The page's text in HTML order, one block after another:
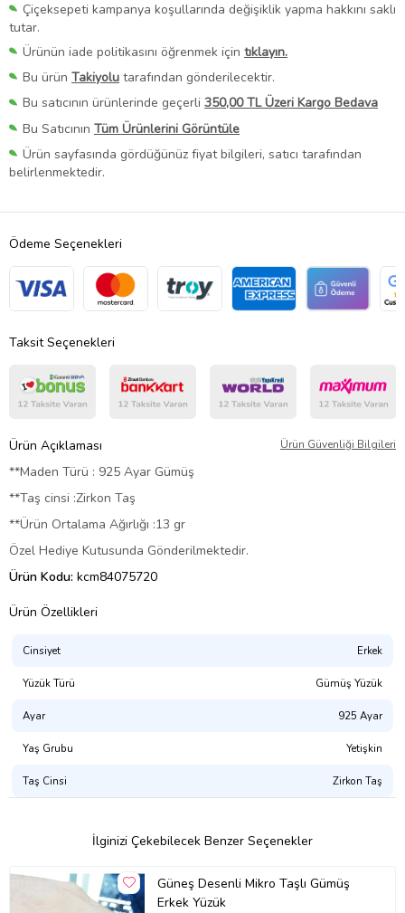
Çiçeksepeti kampanya koşullarında değişiklik yapma hakkını saklı
tutar.
Ürünün iade politikasını öğrenmek için tıklayın.
Bu ürün Takiyolu tarafından gönderilecektir.
Bu satıcının ürünlerinde geçerli 350,00 TL Üzeri Kargo Bedava
Bu Satıcının Tüm Ürünlerini Görüntüle
Ürün sayfasında gördüğünüz fiyat bilgileri, satıcı tarafından
belirlenmektedir.
Ödeme Seçenekleri
Taksit Seçenekleri
Ürün Açıklaması Ürün Güvenliği Bilgileri
**Maden Türü : 925 Ayar Gümüş
**Taş cinsi :Zirkon Taş
**Ürün Ortalama Ağırlığı :13 gr
Özel Hediye Kutusunda Gönderilmektedir.
Ürün Kodu: kcm84075720
Ürün Özellikleri
Cinsiyet Erkek
Yüzük Türü Gümüş Yüzük
Ayar 925 Ayar
Yaş Grubu Yetişkin
Taş Cinsi Zirkon Taş
İlginizi Çekebilecek Benzer Seçenekler
Güneş Desenli Mikro Taşlı Gümüş
Erkek Yüzük